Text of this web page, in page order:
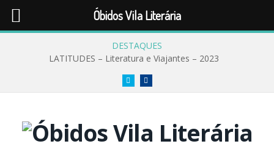
DESTAQUES
LATITUDES – Literatura e Viajantes – 2023
Twitter
Óbidos Vila Literária